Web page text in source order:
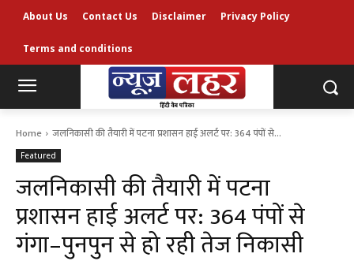
About Us Contact Us Disclaimer Privacy Policy
Terms and conditions
Home जलनिकासी की तैयारी में पटना प्रशासन हाई अलर्ट पर: 364 पंपों से...
Featured
जलनिकासी की तैयारी में पटना
प्रशासन हाई अलर्ट पर: 364 पंपों से
गंगा–पुनपुन से हो रही तेज निकासी